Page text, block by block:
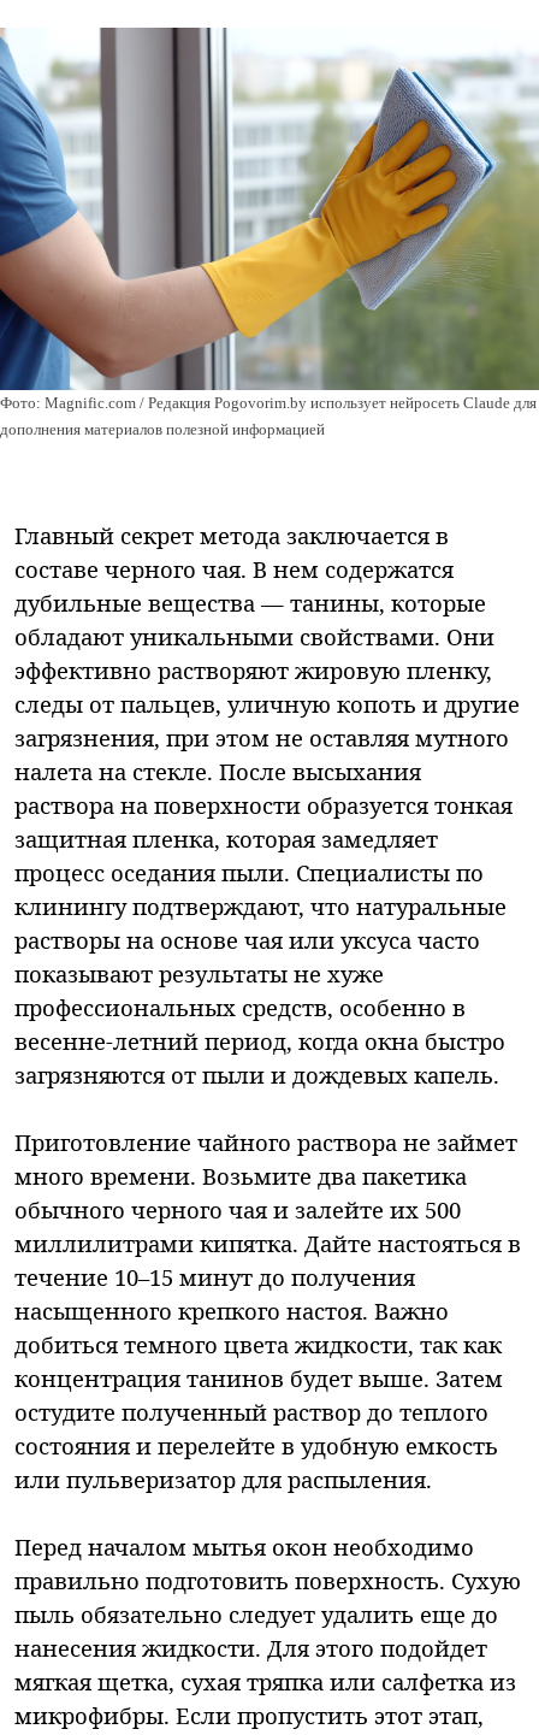
Фото: Magnific.com / Редакция Pogovorim.by использует нейросеть Claude для
дополнения материалов полезной информацией
Главный секрет метода заключается в
составе черного чая. В нем содержатся
дубильные вещества — танины, которые
обладают уникальными свойствами. Они
эффективно растворяют жировую пленку,
следы от пальцев, уличную копоть и другие
загрязнения, при этом не оставляя мутного
налета на стекле. После высыхания
раствора на поверхности образуется тонкая
защитная пленка, которая замедляет
процесс оседания пыли. Специалисты по
клинингу подтверждают, что натуральные
растворы на основе чая или уксуса часто
показывают результаты не хуже
профессиональных средств, особенно в
весенне-летний период, когда окна быстро
загрязняются от пыли и дождевых капель.
Приготовление чайного раствора не займет
много времени. Возьмите два пакетика
обычного черного чая и залейте их 500
миллилитрами кипятка. Дайте настояться в
течение 10–15 минут до получения
насыщенного крепкого настоя. Важно
добиться темного цвета жидкости, так как
концентрация танинов будет выше. Затем
остудите полученный раствор до теплого
состояния и перелейте в удобную емкость
или пульверизатор для распыления.
Перед началом мытья окон необходимо
правильно подготовить поверхность. Сухую
пыль обязательно следует удалить еще до
нанесения жидкости. Для этого подойдет
мягкая щетка, сухая тряпка или салфетка из
микрофибры. Если пропустить этот этап,